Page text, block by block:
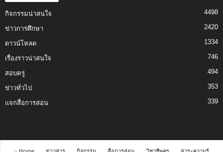
กิจกรรมน่าสนใจ 4498
ข่าวการศึกษา 2420
ดาวน์โหลด 1334
เรื่องราวน่าสนใจ 746
สอบครู 494
ข่าวทั่วไป 353
แจกสื่อการสอน 339